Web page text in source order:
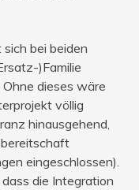
bei beiden
)Familie
dieses wäre
völlig
hinausgehend,
eingeschlossen).
die Integration